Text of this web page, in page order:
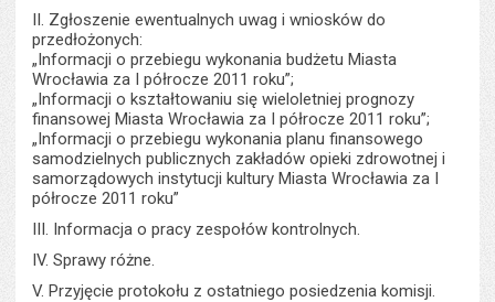
II. Zgłoszenie ewentualnych uwag i wniosków do
przedłożonych:
„Informacji o przebiegu wykonania budżetu Miasta
Wrocławia za I półrocze 2011 roku”;
„Informacji o kształtowaniu się wieloletniej prognozy
finansowej Miasta Wrocławia za I półrocze 2011 roku”;
„Informacji o przebiegu wykonania planu finansowego
samodzielnych publicznych zakładów opieki zdrowotnej i
samorządowych instytucji kultury Miasta Wrocławia za I
półrocze 2011 roku”
III. Informacja o pracy zespołów kontrolnych.
IV. Sprawy różne.
V. Przyjęcie protokołu z ostatniego posiedzenia komisji.